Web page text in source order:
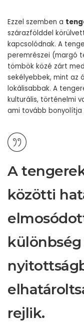
Ezzel szemben a
szárazfölddel
kapcsolódnak. A
peremrészei (margó
tömbök közé zárt
sekélyebbek, mint az
lokálisabbak. A
kulturális, történelmi
ami tovább bonyolítja
A
közötti
rejlik.